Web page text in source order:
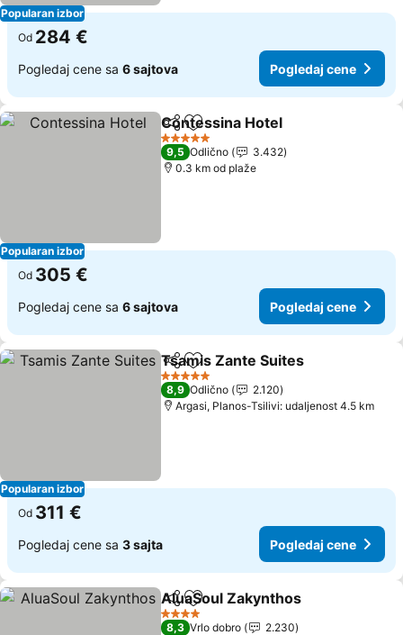
Popularan izbor
Od 284 €
Pogledaj cene sa 6 sajtova Pogledaj cene
Popularan izbor
Deli Dodati u favorite
Contessina Hotel
5 Zvezdice
9,5 Odlično
3.432
0.3 km od plaže
Od 305 €
Pogledaj cene sa 6 sajtova Pogledaj cene
Popularan izbor
Deli Dodati u favorite
Tsamis Zante Suites
5 Zvezdice
8,9 Odlično
2.120
Argasi, Planos-Tsilivi: udaljenost 4.5 km
Od 311 €
Pogledaj cene sa 3 sajta Pogledaj cene
Deli Dodati u favorite
AluaSoul Zakynthos
4 Zvezdice
8,3 Vrlo dobro
2.230